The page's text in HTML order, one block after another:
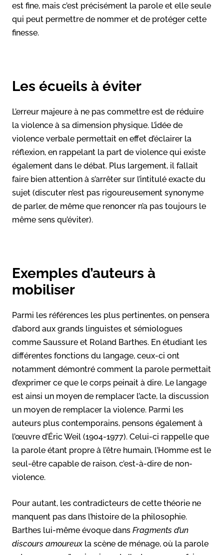
est fine, mais c’est précisément la parole et elle seule
qui peut permettre de nommer et de protéger cette
finesse.
Les écueils à éviter
L’erreur majeure à ne pas commettre est de réduire
la violence à sa dimension physique. L’idée de
violence verbale permettait en effet d’éclairer la
réflexion, en rappelant la part de violence qui existe
également dans le débat. Plus largement, il fallait
faire bien attention à s’arrêter sur l’intitulé exacte du
sujet (discuter n’est pas rigoureusement synonyme
de parler, de même que renoncer n’a pas toujours le
même sens qu’éviter).
Exemples d’auteurs à
mobiliser
Parmi les références les plus pertinentes, on pensera
d’abord aux grands linguistes et sémiologues
comme Saussure et Roland Barthes. En étudiant les
différentes fonctions du langage, ceux-ci ont
notamment démontré comment la parole permettait
d’exprimer ce que le corps peinait à dire. Le langage
est ainsi un moyen de remplacer l’acte, la discussion
un moyen de remplacer la violence. Parmi les
auteurs plus contemporains, pensons également à
l’œuvre d’Éric Weil (1904-1977). Celui-ci rappelle que
la parole étant propre à l’être humain, l’Homme est le
seul-être capable de raison, c’est-à-dire de non-
violence.
Pour autant, les contradicteurs de cette théorie ne
manquent pas dans l’histoire de la philosophie.
Barthes lui-même évoque dans Fragments d’un
discours amoureuxla scène de ménage, où la parole